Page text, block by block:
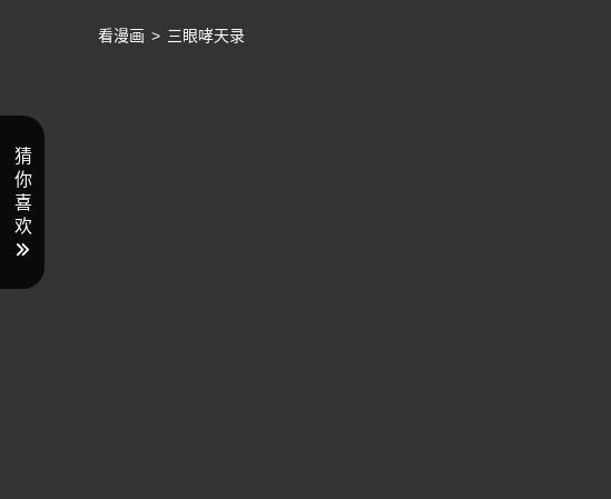
看漫画 > 三眼哮天录
猜
你
喜
欢